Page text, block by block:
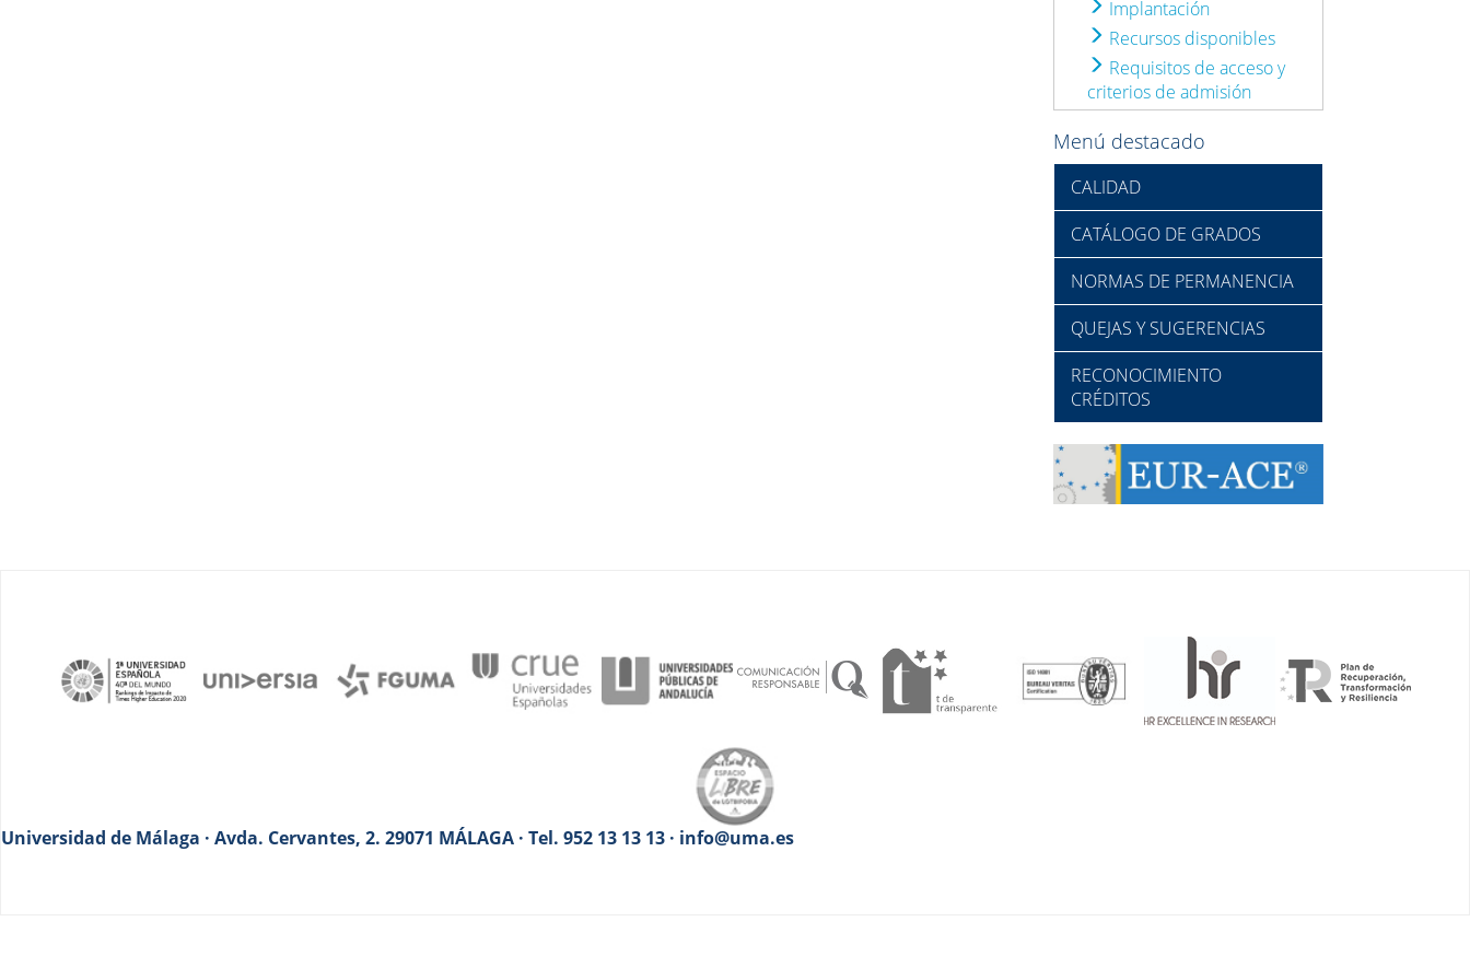
Implantación
Recursos disponibles
Requisitos de acceso y
criterios de admisión
Menú destacado
CALIDAD
CATÁLOGO DE GRADOS
NORMAS DE PERMANENCIA
QUEJAS Y SUGERENCIAS
RECONOCIMIENTO
CRÉDITOS
Universidad de Málaga · Avda. Cervantes, 2. 29071 MÁLAGA · Tel. 952 13 13 13 · info@uma.es